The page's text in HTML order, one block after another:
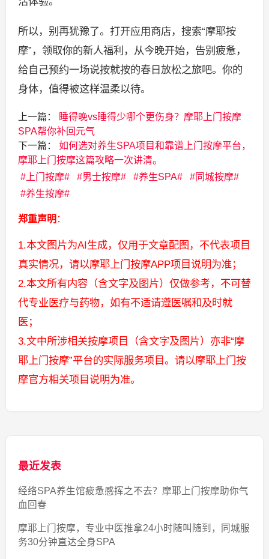
所以，别再犹豫了。打开应用商店，搜索“摩耶按
摩”，领取你的新人福利，从今晚开始，告别疲惫，
给自己预约一场说按就按的春日放松之旅吧。你的
身体，值得被这样温柔以待。
上一篇：
睡得晚vs睡得少哪个更伤身？摩耶上门按摩
SPA帮你补回元气
下一篇：
如何选对养生SPA项目和靠谱上门按摩平台，
摩耶上门按摩这篇攻略一次讲清。
上门按摩
男士按摩 养生SPA
同城按摩
养生按摩
郑重声明 ：
1.本文图片为AI生成，仅用于文章配图，不代表项目
真实情况，请以摩耶上门按摩APP项目说明为准；
2.本文所有内容（含文字及图片）仅做参考，不可替
代专业医疗与药物，如有不适请遵医嘱和及时就
医；
3.文中所涉相关按摩项目（含文字及图片）亦非“摩
耶上门按摩”平台的实际服务项目。请以摩耶上门按
摩官方相关项目说明为准。
最近发表
经络SPA养生馆疲惫感挥之不去？摩耶上门按摩助你气
血回春
摩耶上门按摩，专业中医推拿24小时随叫随到，同城服
务30分钟直达全身SPA